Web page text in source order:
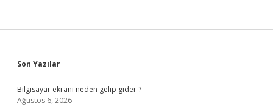
Sidebar
Son Yazılar
Bilgisayar ekranı neden gelip gider ?
Ağustos 6, 2026